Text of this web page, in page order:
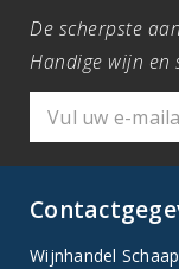
De scherpste
Handige wijn en
Wijnhandel